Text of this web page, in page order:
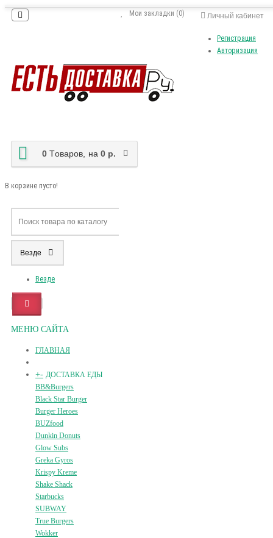
Личный кабинет
Регистрация
Авторизация
Мои закладки (0)
0 Tоваров, на 0 р.
В корзине пусто!
Везде
Везде
МЕНЮ САЙТА
ГЛАВНАЯ
+- ДОСТАВКА ЕДЫ
BB&Burgers
Black Star Burger
Burger Heroes
BUZfood
Dunkin Donuts
Glow Subs
Greka Gyros
Krispy Kreme
Shake Shack
Starbucks
SUBWAY
True Burgers
Wokker